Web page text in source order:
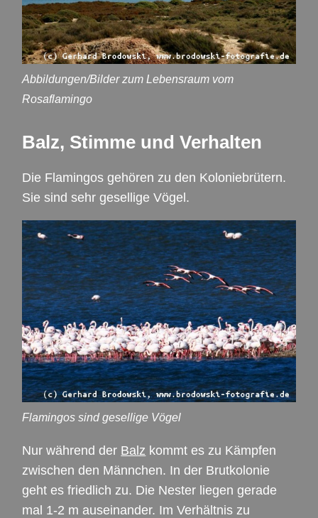
Abbildungen/Bilder zum Lebensraum vom
Rosaflamingo
Balz, Stimme und Verhalten
Die Flamingos gehören zu den Koloniebrütern.
Sie sind sehr gesellige Vögel.
Flamingos sind gesellige Vögel
Nur während der Balz kommt es zu Kämpfen
zwischen den Männchen. In der Brutkolonie
geht es friedlich zu. Die Nester liegen gerade
mal 1-2 m auseinander. Im Verhältnis zu